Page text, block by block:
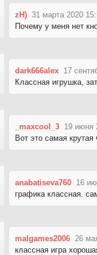
zH) 31 марта 2020
Почему у меня нет
dark666alex 17
Классная игрушка,
_maxcool_3 19 июня
Вот это самая крутая
anabatiseva760 16
графика классная.
malgames2006 26
классная игра